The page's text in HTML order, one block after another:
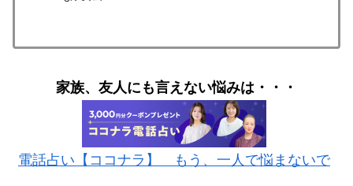
家族、友人にも言えない悩みは・・・
電話占い【ココナラ】 もう、一人で悩まないで